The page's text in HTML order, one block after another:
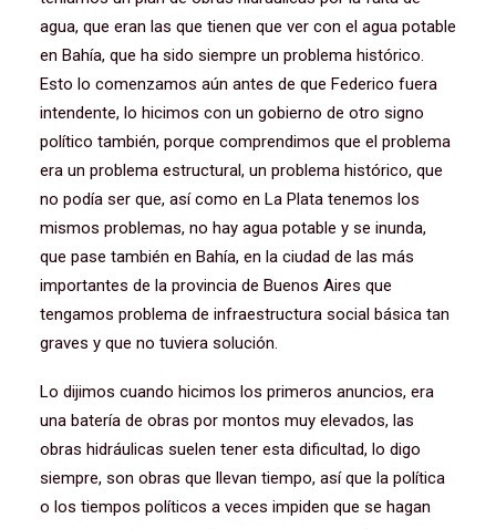
agua, que eran las que tienen que ver con el agua potable
en Bahía, que ha sido siempre un problema histórico.
Esto lo comenzamos aún antes de que Federico fuera
intendente, lo hicimos con un gobierno de otro signo
político también, porque comprendimos que el problema
era un problema estructural, un problema histórico, que
no podía ser que, así como en La Plata tenemos los
mismos problemas, no hay agua potable y se inunda,
que pase también en Bahía, en la ciudad de las más
importantes de la provincia de Buenos Aires que
tengamos problema de infraestructura social básica tan
graves y que no tuviera solución.
Lo dijimos cuando hicimos los primeros anuncios, era
una batería de obras por montos muy elevados, las
obras hidráulicas suelen tener esta dificultad, lo digo
siempre, son obras que llevan tiempo, así que la política
o los tiempos políticos a veces impiden que se hagan